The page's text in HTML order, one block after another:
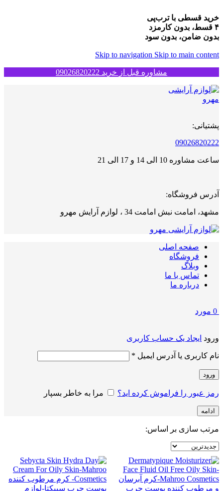
خرید قسطی با ترب‌پی
۴ قسط، بدون کارمزد
بدون ضامن، بدون سود
Skip to navigation Skip to main content
مشاوره قبل از خرید 09026820222
پشتیانی:
09026820222
ساعت مشاوره 10 الی 14 و 17 الی 21
آدرس فروشگاه:
مشهد، امامت نبش امامت 34 ، لوازم آرایش مهرو
صفحه اصلی
فروشگاه
وبلاگ
تماس با ما
درباره ما
0 مورد
ورود ایجاد یک حساب کاربری
نام کاربری یا آدرس ایمیل *
ورود
رمز عبور را فراموش کرده اید؟ مرا به خاطر بسپار
ادامه
مرتب سازی بر اساس: